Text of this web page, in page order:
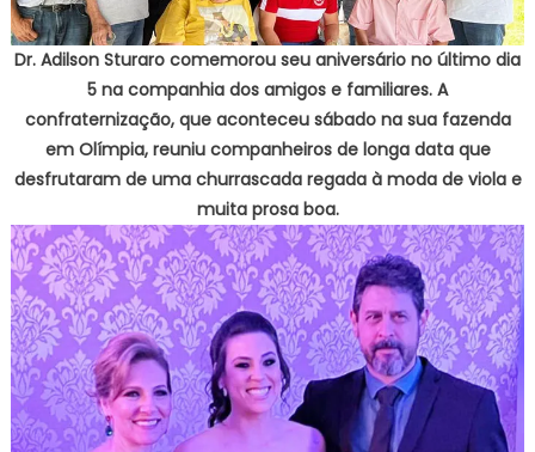
Dr. Adilson Sturaro comemorou seu aniversário no último dia
5 na companhia dos amigos e familiares. A
confraternização, que aconteceu sábado na sua fazenda
em Olímpia, reuniu companheiros de longa data que
desfrutaram de uma churrascada regada à moda de viola e
muita prosa boa.